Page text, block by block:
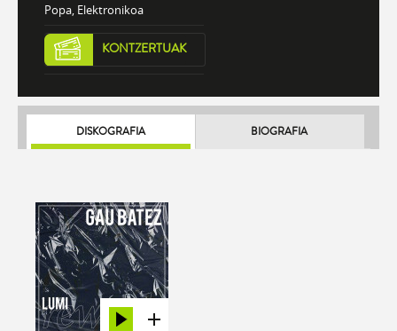
Popa, Elektronikoa
KONTZERTUAK
DISKOGRAFIA BIOGRAFIA